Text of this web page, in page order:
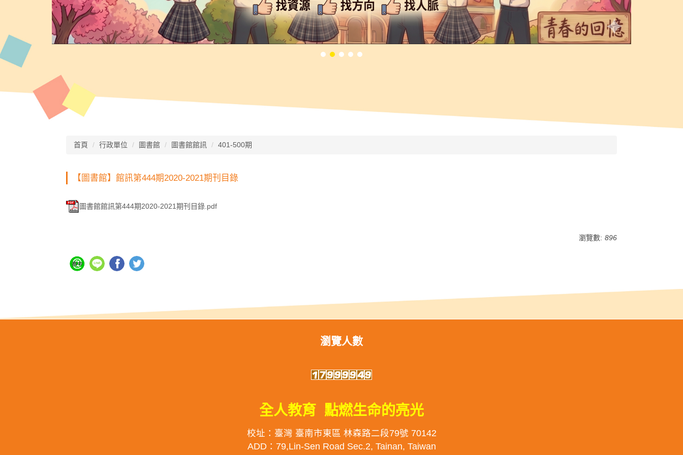
首頁 行政單位 圖書館 圖書館館訊 401-500期
【圖書館】館訊第444期2020-2021期刊目錄
圖書館館訊第444期2020-2021期刊目錄.pdf
瀏覽數: 896
瀏覽人數
全人教育 點燃生命的亮光
校址：臺灣 臺南市東區 林森路二段79號 70142
ADD：79,Lin-Sen Road Sec.2, Tainan, Taiwan